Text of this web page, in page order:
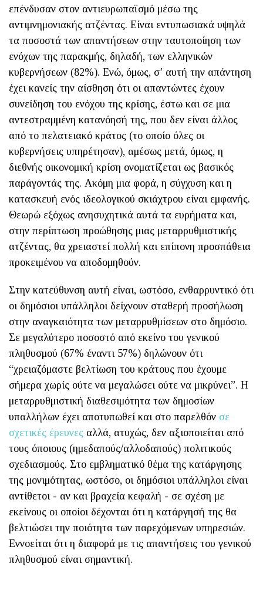
επένδυσαν στον αντιευρωπαϊσμό μέσω της
αντιμνημονιακής ατζέντας. Είναι εντυπωσιακά υψηλά
τα ποσοστά των απαντήσεων στην ταυτοποίηση των
ενόχων της παρακμής, δηλαδή, των ελληνικών
κυβερνήσεων (82%). Ενώ, όμως, σ’ αυτή την απάντηση
έχει κανείς την αίσθηση ότι οι απαντώντες έχουν
συνείδηση του ενόχου της κρίσης, έστω και σε μια
αντεστραμμένη κατανόησή της, που δεν είναι άλλος
από το πελατειακό κράτος (το οποίο όλες οι
κυβερνήσεις υπηρέτησαν), αμέσως μετά, όμως, η
διεθνής οικονομική κρίση ονοματίζεται ως βασικός
παράγοντάς της. Ακόμη μια φορά, η σύγχυση και η
κατασκευή ενός ιδεολογικού σκιάχτρου είναι εμφανής.
Θεωρώ εξόχως ανησυχητικά αυτά τα ευρήματα και,
στην περίπτωση προώθησης μιας μεταρρυθμιστικής
ατζέντας, θα χρειαστεί πολλή και επίπονη προσπάθεια
προκειμένου να αποδομηθούν.
Στην κατεύθυνση αυτή είναι, ωστόσο, ενθαρρυντικό ότι
οι δημόσιοι υπάλληλοι δείχνουν σταθερή προσήλωση
στην αναγκαιότητα των μεταρρυθμίσεων στο δημόσιο.
Σε μεγαλύτερο ποσοστό από εκείνο του γενικού
πληθυσμού (67% έναντι 57%) δηλώνουν ότι
“χρειαζόμαστε βελτίωση του κράτους που έχουμε
σήμερα χωρίς ούτε να μεγαλώσει ούτε να μικρύνει”. Η
μεταρρυθμιστική διαθεσιμότητα των δημοσίων
υπαλλήλων έχει αποτυπωθεί και στο παρελθόν σε
σχετικές έρευνες αλλά, ατυχώς, δεν αξιοποιείται από
τους όποιους (ημεδαπούς/αλλοδαπούς) πολιτικούς
σχεδιασμούς. Στο εμβληματικό θέμα της κατάργησης
της μονιμότητας, ωστόσο, οι δημόσιοι υπάλληλοι είναι
αντίθετοι - αν και βραχεία κεφαλή - σε σχέση με
εκείνους οι οποίοι δέχονται ότι η κατάργησή της θα
βελτιώσει την ποιότητα των παρεχόμενων υπηρεσιών.
Εννοείται ότι η διαφορά με τις απαντήσεις του γενικού
πληθυσμού είναι σημαντική.